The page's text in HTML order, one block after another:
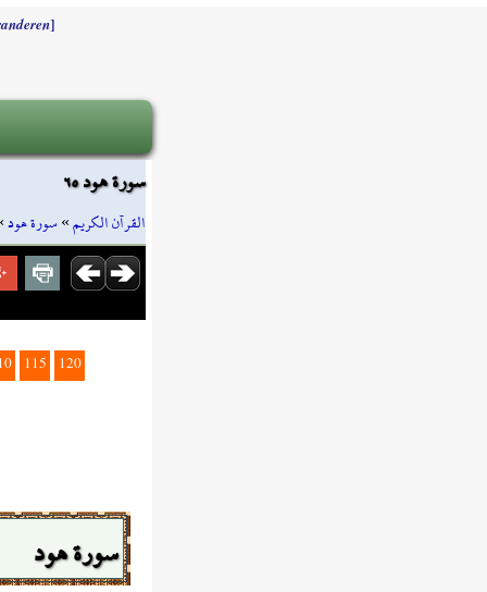
]
سورة هود ٦٥
القرآن الكريم»سورة هود
115 120
سورة هود